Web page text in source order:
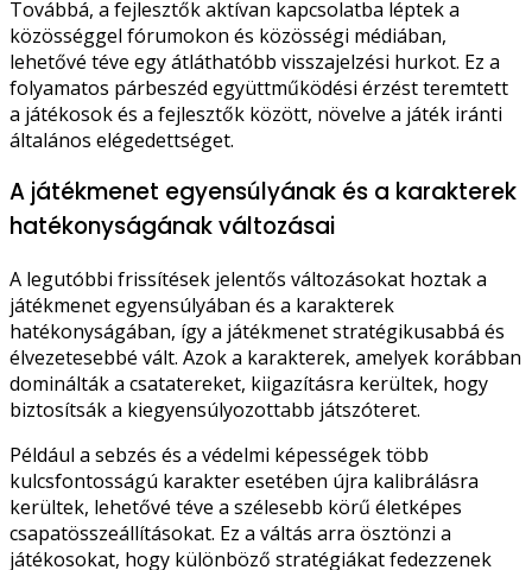
Továbbá, a fejlesztők aktívan kapcsolatba léptek a
közösséggel fórumokon és közösségi médiában,
lehetővé téve egy átláthatóbb visszajelzési hurkot. Ez a
folyamatos párbeszéd együttműködési érzést teremtett
a játékosok és a fejlesztők között, növelve a játék iránti
általános elégedettséget.
A játékmenet egyensúlyának és a karakterek
hatékonyságának változásai
A legutóbbi frissítések jelentős változásokat hoztak a
játékmenet egyensúlyában és a karakterek
hatékonyságában, így a játékmenet stratégikusabbá és
élvezetesebbé vált. Azok a karakterek, amelyek korábban
dominálták a csatatereket, kiigazításra kerültek, hogy
biztosítsák a kiegyensúlyozottabb játszóteret.
Például a sebzés és a védelmi képességek több
kulcsfontosságú karakter esetében újra kalibrálásra
kerültek, lehetővé téve a szélesebb körű életképes
csapatösszeállításokat. Ez a váltás arra ösztönzi a
játékosokat, hogy különböző stratégiákat fedezzenek